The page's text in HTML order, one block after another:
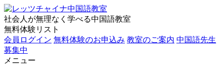
社会人が無理なく学べる中国語教室
無料体験リスト
会員ログイン 無料体験のお申込み 教室のご案内 中国語先生
募集中
メニュー